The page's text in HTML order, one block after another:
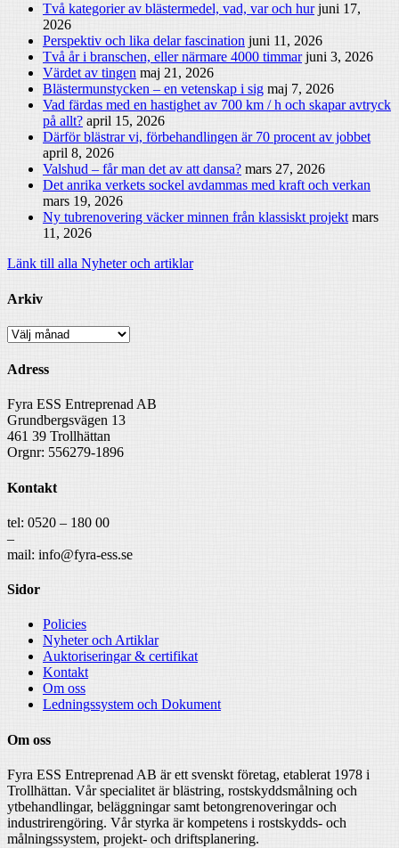
Två kategorier av blästermedel, vad, var och hur juni 17,
2026
Perspektiv och lika delar fascination juni 11, 2026
Två år i branschen, eller närmare 4000 timmar juni 3, 2026
Värdet av tingen maj 21, 2026
Blästermunstycken – en vetenskap i sig maj 7, 2026
Vad färdas med en hastighet av 700 km / h och skapar avtryck
på allt? april 15, 2026
Därför blästrar vi, förbehandlingen är 70 procent av jobbet
april 8, 2026
Valshud – får man det av att dansa? mars 27, 2026
Det anrika verkets sockel avdammas med kraft och verkan
mars 19, 2026
Ny tubrenovering väcker minnen från klassiskt projekt mars
11, 2026
Länk till alla Nyheter och artiklar
Arkiv
Arkiv
Adress
Fyra ESS Entreprenad AB
Grundbergsvägen 13
461 39 Trollhättan
Orgnr: 556279-1896
Kontakt
tel: 0520 – 180 00
–
mail: info@fyra-ess.se
Sidor
Policies
Nyheter och Artiklar
Auktoriseringar & certifikat
Kontakt
Om oss
Ledningssystem och Dokument
Om oss
Fyra ESS Entreprenad AB är ett svenskt företag, etablerat 1978 i
Trollhättan. Vår specialitet är blästring, rostskyddsmålning och
ytbehandlingar, beläggningar samt betongrenoveringar och
industrirengöring. Vår styrka är kompetens i rostskydds- och
målningssystem, projekt- och driftsplanering.